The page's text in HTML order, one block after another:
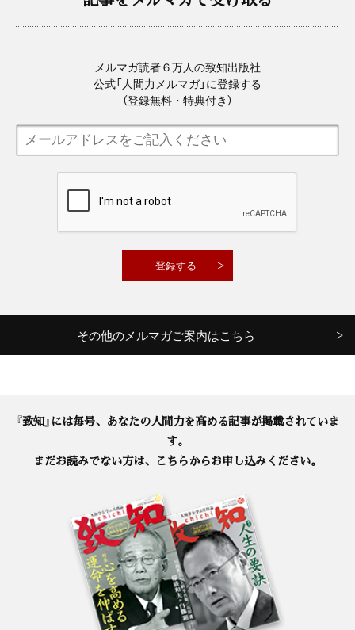
メルマガ読者６万人の致知出版社
公式「人間力メルマガ」に登録する
（登録無料・特典付き）
その他のメルマガご案内はこちら
『致知』には毎号、あなたの人間力を高める記事が掲載されていま
す。
まだお読みでない方は、こちらからお申し込みください。